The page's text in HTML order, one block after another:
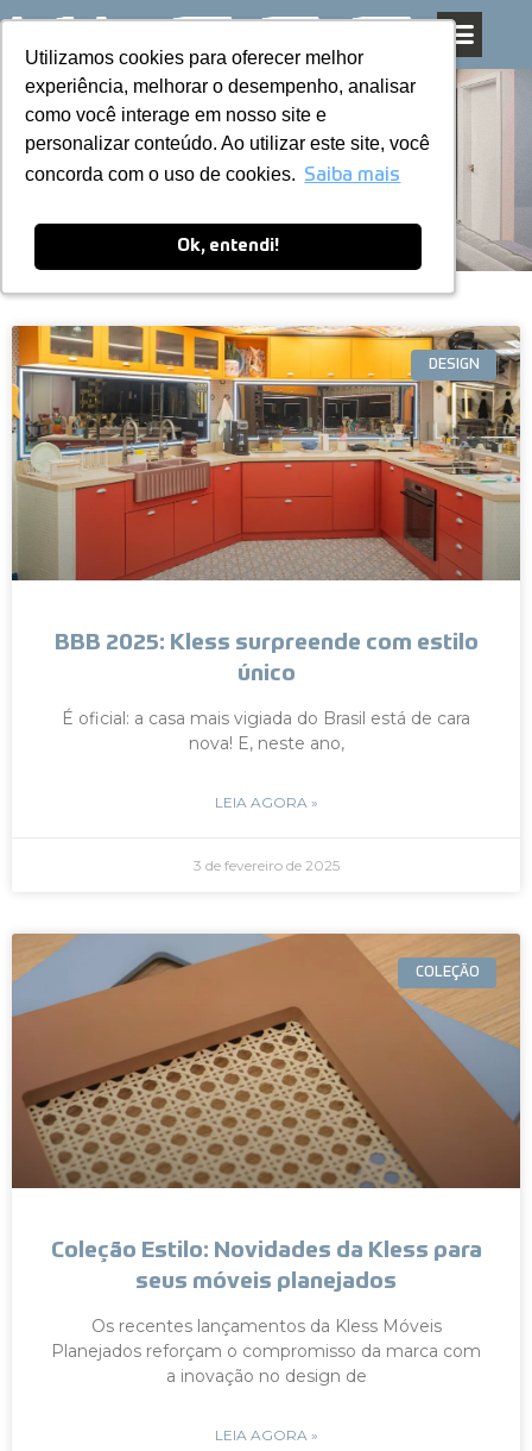
Utilizamos cookies para oferecer melhor
experiência, melhorar o desempenho, analisar
como você interage em nosso site e
personalizar conteúdo. Ao utilizar este site, você
concorda com o uso de cookies. Saiba mais
Ok, entendi!
Utilizamos cookies para oferecer melhor
experiência, melhorar o desempenho, analisar
como você interage em nosso site e
personalizar conteúdo. Ao utilizar este site, você
concorda com o uso de cookies. Saiba mais
Ok, entendi!
Pular
para
o
conteúdo
Blog
DESIGN
BBB 2025: Kless surpreende com estilo
único
É oficial: a casa mais vigiada do Brasil está de cara
nova! E, neste ano,
LEIA AGORA »
3 de fevereiro de 2025
COLEÇÃO
Coleção Estilo: Novidades da Kless para
seus móveis planejados
Os recentes lançamentos da Kless Móveis
Planejados reforçam o compromisso da marca com
a inovação no design de
LEIA AGORA »